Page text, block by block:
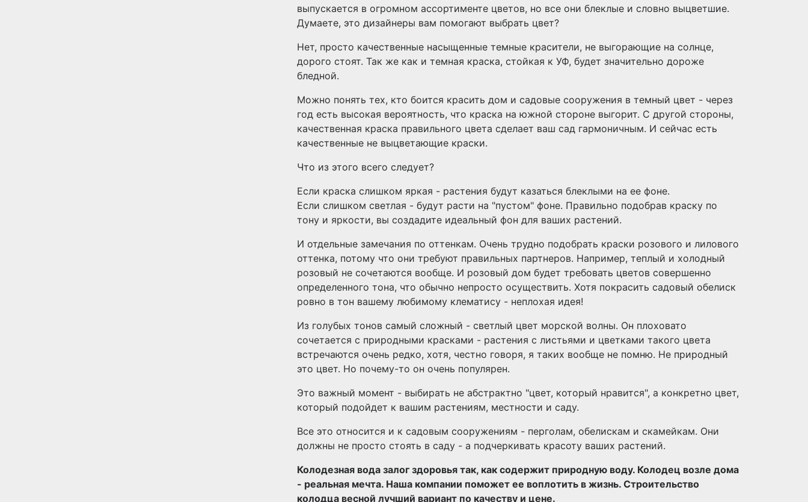
выпускается в огромном ассортименте цветов, но все они блеклые и словно выцветшие.
Думаете, это дизайнеры вам помогают выбрать цвет?
Нет, просто качественные насыщенные темные красители, не выгорающие на солнце,
дорого стоят. Так же как и темная краска, стойкая к УФ, будет значительно дороже
бледной.
Можно понять тех, кто боится красить дом и садовые сооружения в темный цвет - через
год есть высокая вероятность, что краска на южной стороне выгорит. С другой стороны,
качественная краска правильного цвета сделает ваш сад гармоничным. И сейчас есть
качественные не выцветающие краски.
Что из этого всего следует?
Если краска слишком яркая - растения будут казаться блеклыми на ее фоне.
Если слишком светлая - будут расти на "пустом" фоне. Правильно подобрав краску по
тону и яркости, вы создадите идеальный фон для ваших растений.
И отдельные замечания по оттенкам. Очень трудно подобрать краски розового и лилового
оттенка, потому что они требуют правильных партнеров. Например, теплый и холодный
розовый не сочетаются вообще. И розовый дом будет требовать цветов совершенно
определенного тона, что обычно непросто осуществить. Хотя покрасить садовый обелиск
ровно в тон вашему любимому клематису - неплохая идея!
Из голубых тонов самый сложный - светлый цвет морской волны. Он плоховато
сочетается с природными красками - растения с листьями и цветками такого цвета
встречаются очень редко, хотя, честно говоря, я таких вообще не помню. Не природный
это цвет. Но почему-то он очень популярен.
Это важный момент - выбирать не абстрактно "цвет, который нравится", а конкретно цвет,
который подойдет к вашим растениям, местности и саду.
Все это относится и к садовым сооружениям - перголам, обелискам и скамейкам. Они
должны не просто стоять в саду - а подчеркивать красоту ваших растений.
Колодезная вода залог здоровья так, как содержит природную воду. Колодец возле дома
- реальная мечта. Наша компании поможет ее воплотить в жизнь. Строительство
колодца весной лучший вариант по качеству и цене.